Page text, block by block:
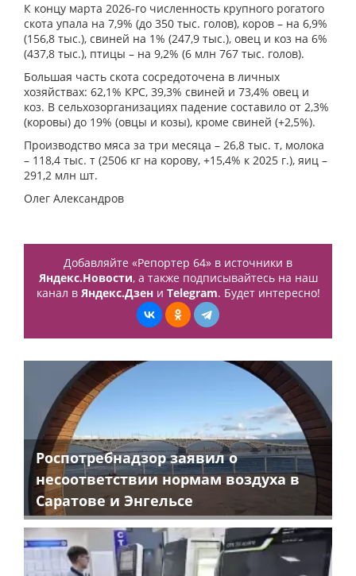
К концу марта 2026-го численность крупного рогатого
скота упала на 7,9% (до 350 тыс. голов), коров – на 6,9%
(156,8 тыс.), свиней на 1% (247,9 тыс.), овец и коз на 6%
(437,8 тыс.), птицы – на 9,2% (6 млн 767 тыс. голов).
Большая часть скота сосредоточена в личных
хозяйствах: 62,1% КРС, 39,3% свиней и 73,4% овец и
коз. В сельхозорганизациях падение составило от 2,3%
(коровы) до 19% (овцы и козы), кроме свиней (+2,5%).
Производство мяса за три месяца – 26,8 тыс. т, молока
– 118,4 тыс. т (2506 кг на корову, +15,4% к 2025 г.), яиц –
291,2 млн шт.
Олег Александров
Добавляйте «Репортер 64» в источники в
Яндекс.Новости, а также подписывайтесь на наш
канал в Яндекс.Дзени Telegram. Будет интересно!
Роспотребнадзор заявил о
несоответствии нормам воздуха в
Саратове и Энгельсе